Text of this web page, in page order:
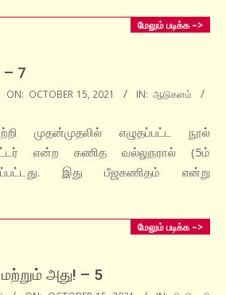
மேலும் படிக்க –>
7
ON: OCTOBER 15, 2021 IN: ஆடுகளம்
முதன்முதலில் எழுதப்பட்ட நூல்
என்ற கணித வல்லுநரால் (5ம்
இது பீஜகணிதம் என்று
மேலும் படிக்க –>
அது! – 5